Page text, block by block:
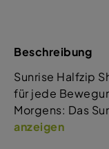
Beschreibung
Sunrise Halfzip
für jede
Morgens: Das
anzeigen